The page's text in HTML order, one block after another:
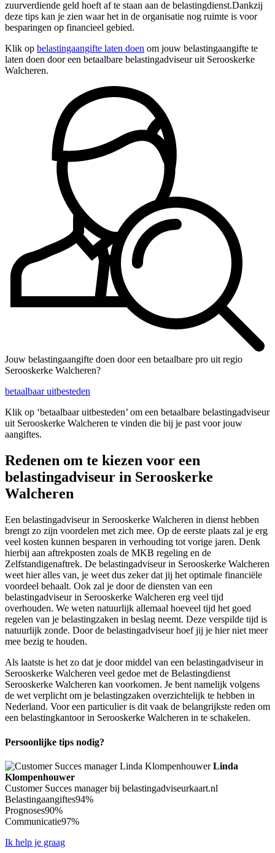
zuurverdiende geld hoeft af te staan aan de belastingdienst.Dankzij
deze tips kan je zien waar het in de organisatie nog ruimte is voor
besparingen op financieel gebied.
Klik op belastingaangifte laten doen om jouw belastingaangifte te
laten doen door een betaalbare belastingadviseur uit Serooskerke
Walcheren.
Jouw belastingaangifte doen door een betaalbare pro uit regio
Serooskerke Walcheren?
betaalbaar uitbesteden
Klik op ‘betaalbaar uitbesteden’ om een betaalbare belastingadviseur
uit Serooskerke Walcheren te vinden die bij je past voor jouw
aangiftes.
Redenen om te kiezen voor een
belastingadviseur in Serooskerke
Walcheren
Een belastingadviseur in Serooskerke Walcheren in dienst hebben
brengt zo zijn voordelen met zich mee. Op de eerste plaats zal je erg
veel kosten kunnen besparen in verhouding tot vorige jaren. Denk
hierbij aan aftrekposten zoals de MKB regeling en de
Zelfstandigenaftrek. De belastingadviseur in Serooskerke Walcheren
weet hier alles van, je weet dus zeker dat jij het optimale financiële
voordeel behaalt. Ook zal je door de diensten van een
belastingadviseur in Serooskerke Walcheren erg veel tijd
overhouden. We weten natuurlijk allemaal hoeveel tijd het goed
regelen van je belastingzaken in beslag neemt. Deze verspilde tijd is
natuurlijk zonde. Door de belastingadviseur hoef jij je hier niet meer
mee bezig te houden.
Als laatste is het zo dat je door middel van een belastingadviseur in
Serooskerke Walcheren veel gedoe met de Belastingdienst
Serooskerke Walcheren kan voorkomen. Je bent namelijk volgens
de wet verplicht om je belastingzaken overzichtelijk te hebben in
Nederland. Voor een particulier is dit vaak de belangrijkste reden om
een belastingkantoor in Serooskerke Walcheren in te schakelen.
Persoonlijke tips nodig?
Linda
Klompenhouwer
Customer Succes manager bij belastingadviseurkaart.nl
Belastingaangiftes94%
Prognoses90%
Communicatie97%
Ik help je graag